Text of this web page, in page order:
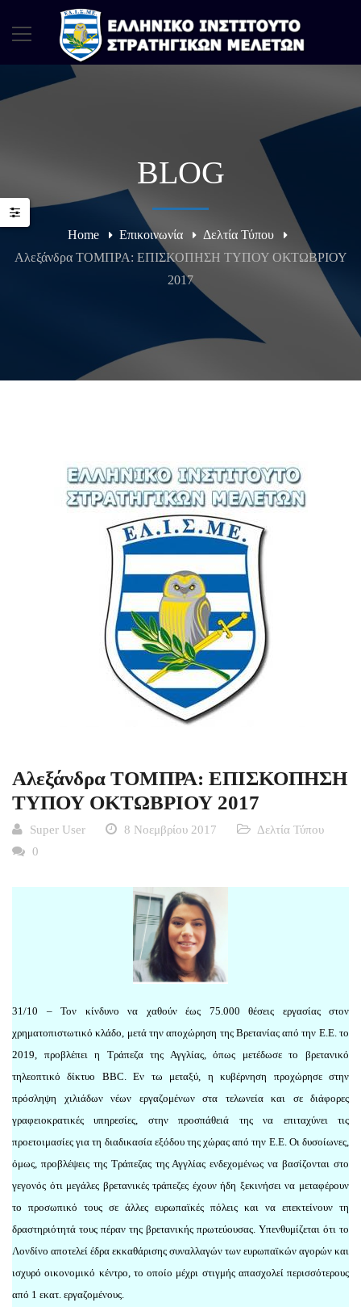
BLOG
Home Επικοινωνία
Δελτία Τύπου
Αλεξάνδρα ΤΟΜΠΡΑ: ΕΠΙΣΚΟΠΗΣΗ ΤΥΠΟΥ ΟΚΤΩΒΡΙΟΥ
2017
Αλεξάνδρα ΤΟΜΠΡΑ: ΕΠΙΣΚΟΠΗΣΗ
ΤΥΠΟΥ ΟΚΤΩΒΡΙΟΥ 2017
Super User 8 Νοεμβρίου 2017
Δελτία Τύπου
0
31/10 – Τον κίνδυνο να χαθούν έως 75.000 θέσεις εργασίας στον
χρηματοπιστωτικό κλάδο, μετά την αποχώρηση της Βρετανίας από την Ε.Ε. το
2019, προβλέπει η Τράπεζα της Αγγλίας, όπως μετέδωσε το βρετανικό
τηλεοπτικό δίκτυο BBC. Εν τω μεταξύ, η κυβέρνηση προχώρησε στην
πρόσληψη χιλιάδων νέων εργαζομένων στα τελωνεία και σε διάφορες
γραφειοκρατικές υπηρεσίες, στην προσπάθειά της να επιταχύνει τις
προετοιμασίες για τη διαδικασία εξόδου της χώρας από την Ε.Ε. Οι δυσοίωνες,
όμως, προβλέψεις της Τράπεζας της Αγγλίας ενδεχομένως να βασίζονται στο
γεγονός ότι μεγάλες βρετανικές τράπεζες έχουν ήδη ξεκινήσει να μεταφέρουν
το προσωπικό τους σε άλλες ευρωπαϊκές πόλεις και να επεκτείνουν τη
δραστηριότητά τους πέραν της βρετανικής πρωτεύουσας. Υπενθυμίζεται ότι το
Λονδίνο αποτελεί έδρα εκκαθάρισης συναλλαγών των ευρωπαϊκών αγορών και
ισχυρό οικονομικό κέντρο, το οποίο μέχρι στιγμής απασχολεί περισσότερους
από 1 εκατ. εργαζομένους.